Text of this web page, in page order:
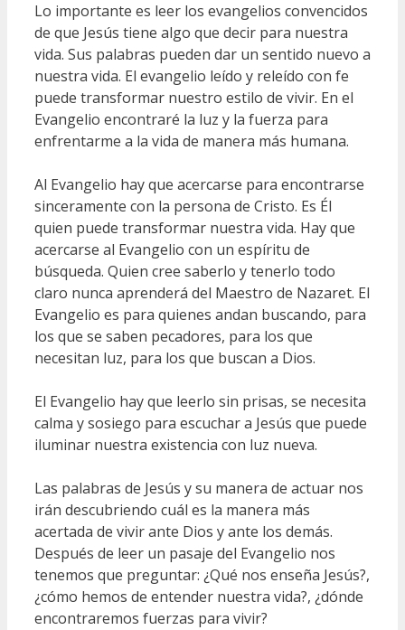
Lo importante es leer los evangelios convencidos
de que Jesús tiene algo que decir para nuestra
vida. Sus palabras pueden dar un sentido nuevo a
nuestra vida. El evangelio leído y releído con fe
puede transformar nuestro estilo de vivir. En el
Evangelio encontraré la luz y la fuerza para
enfrentarme a la vida de manera más humana.
Al Evangelio hay que acercarse para encontrarse
sinceramente con la persona de Cristo. Es Él
quien puede transformar nuestra vida. Hay que
acercarse al Evangelio con un espíritu de
búsqueda. Quien cree saberlo y tenerlo todo
claro nunca aprenderá del Maestro de Nazaret. El
Evangelio es para quienes andan buscando, para
los que se saben pecadores, para los que
necesitan luz, para los que buscan a Dios.
El Evangelio hay que leerlo sin prisas, se necesita
calma y sosiego para escuchar a Jesús que puede
iluminar nuestra existencia con luz nueva.
Las palabras de Jesús y su manera de actuar nos
irán descubriendo cuál es la manera más
acertada de vivir ante Dios y ante los demás.
Después de leer un pasaje del Evangelio nos
tenemos que preguntar: ¿Qué nos enseña Jesús?,
¿cómo hemos de entender nuestra vida?, ¿dónde
encontraremos fuerzas para vivir?